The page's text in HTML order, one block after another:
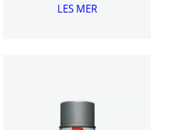
LES MER